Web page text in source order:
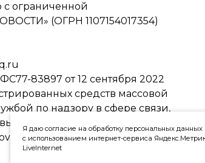
с ограниченной
(ОГРН 1107154017354)
83897 от 12 сентября 2022
средств массовой
по надзору в сфере связи,
коммуникаций
Я даю согласие на обработку персональных данных
с использованием интернет-сервиса
LiveInternet